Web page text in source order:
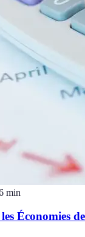
min
Économies